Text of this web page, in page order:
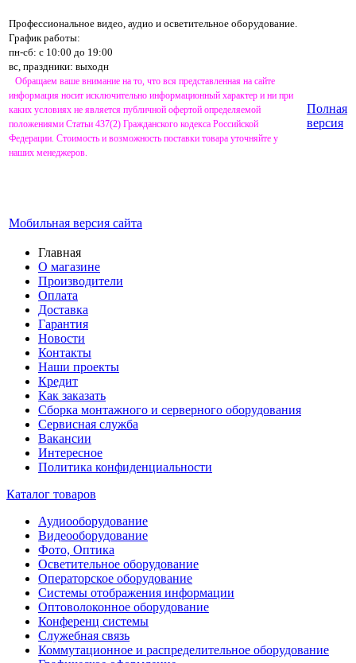
Профессиональное видео, аудио и осветительное оборудование.
График работы:
пн-сб: с 10:00 до 19:00
вс, праздники: выходн
Обращаем ваше внимание на то, что вся представленная на сайте
информация носит исключительно информационный характер и ни при
каких условиях не является публичной офертой определяемой
положениями Статьи 437(2) Гражданского кодекса Российской
Федерации. Стоимость и возможность поставки товара уточняйте у
наших менеджеров.
Мобильная версия сайта
Полная
версия
Главная
О магазине
Производители
Оплата
Доставка
Гарантия
Новости
Контакты
Наши проекты
Кредит
Как заказать
Сборка монтажного и серверного оборудования
Сервисная служба
Вакансии
Интересное
Политика конфиденциальности
Каталог товаров
Аудиооборудование
Видеооборудование
Фото, Оптика
Осветительное оборудование
Операторское оборудование
Системы отображения информации
Оптоволоконное оборудование
Конференц системы
Служебная связь
Коммутационное и распределительное оборудование